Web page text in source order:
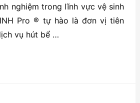
nghiệm trong lĩnh vực vệ sinh
Pro ® tự hào là đơn vị tiên
vụ hút bể …